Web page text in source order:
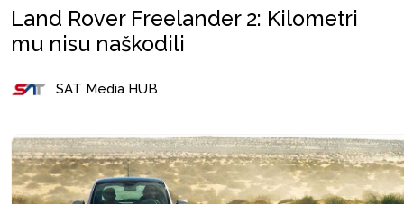
Land Rover Freelander 2: Kilometri
mu nisu naškodili
SAT Media HUB